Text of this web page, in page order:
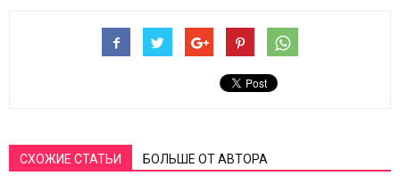
СХОЖИЕ СТАТЬИ БОЛЬШЕ ОТ АВТОРА